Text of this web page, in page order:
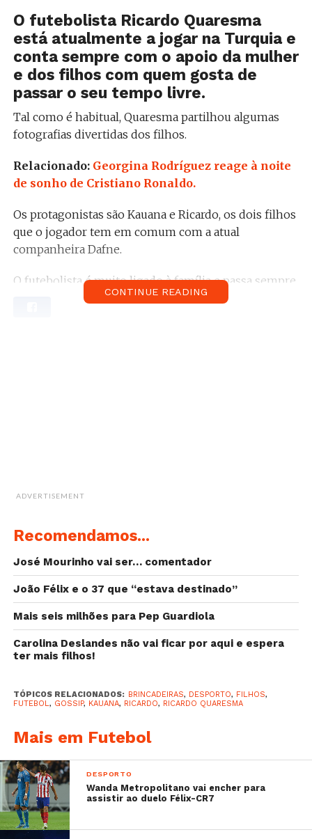
O futebolista Ricardo Quaresma
está atualmente a jogar na Turquia e
conta sempre com o apoio da mulher
e dos filhos com quem gosta de
passar o seu tempo livre.
Tal como é habitual, Quaresma partilhou algumas
fotografias divertidas dos filhos.
Relacionado: Georgina Rodríguez reage à noite
de sonho de Cristiano Ronaldo.
Os protagonistas são Kauana e Ricardo, os dois filhos
que o jogador tem em comum com a atual
companheira Dafne.
O futebolista é muito ligado à família e passa sempre
momentos divertidos com as crianças, como fez
–Elma Aveiro matou saudades dos sobrinhos
–Cristiano Ronaldo oferece prenda a colega de
profissão
–Benfiquista Samaris passeia com a família
CONTINUE READING
ADVERTISEMENT
Recomendamos...
José Mourinho vai ser… comentador
João Félix e o 37 que “estava destinado”
Mais seis milhões para Pep Guardiola
Carolina Deslandes não vai ficar por aqui e espera
ter mais filhos!
TÓPICOS RELACIONADOS: BRINCADEIRAS, DESPORTO, FILHOS,
FUTEBOL, GOSSIP, KAUANA, RICARDO, RICARDO QUARESMA
Mais em Futebol
DESPORTO
Wanda Metropolitano vai encher para
assistir ao duelo Félix-CR7